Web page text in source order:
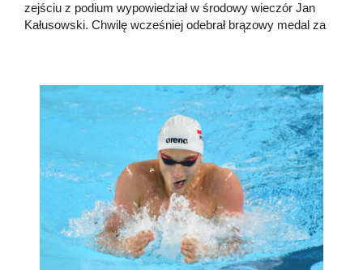
zejściu z podium wypowiedział w środowy wieczór Jan
Kałusowski. Chwilę wcześniej odebrał brązowy medal za